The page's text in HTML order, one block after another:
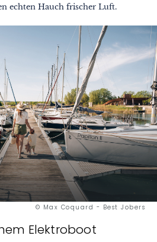
echten Hauch frischer Luft.
© Max Coquard - Best Jobers
Elektroboot